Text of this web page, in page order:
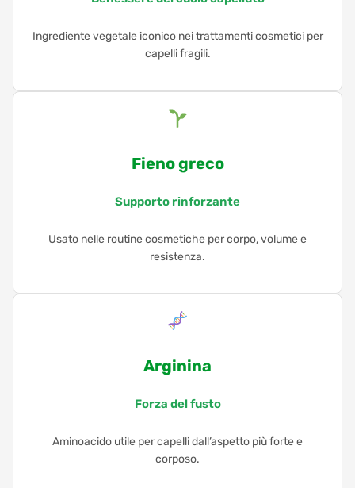
Ingrediente vegetale iconico nei trattamenti cosmetici per
capelli fragili.
Fieno greco
Supporto rinforzante
Usato nelle routine cosmetiche per corpo, volume e
resistenza.
Arginina
Forza del fusto
Aminoacido utile per capelli dall’aspetto più forte e
corposo.